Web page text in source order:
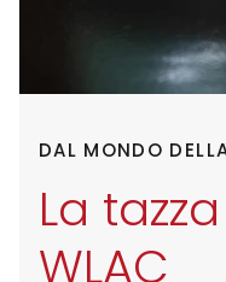
DAL MONDO
La
WLAC